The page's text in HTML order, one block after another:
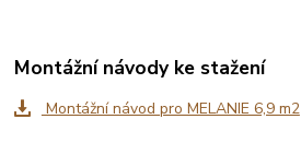
Montážní návody ke stažení
Montážní návod pro MELANIE 6,9 m2